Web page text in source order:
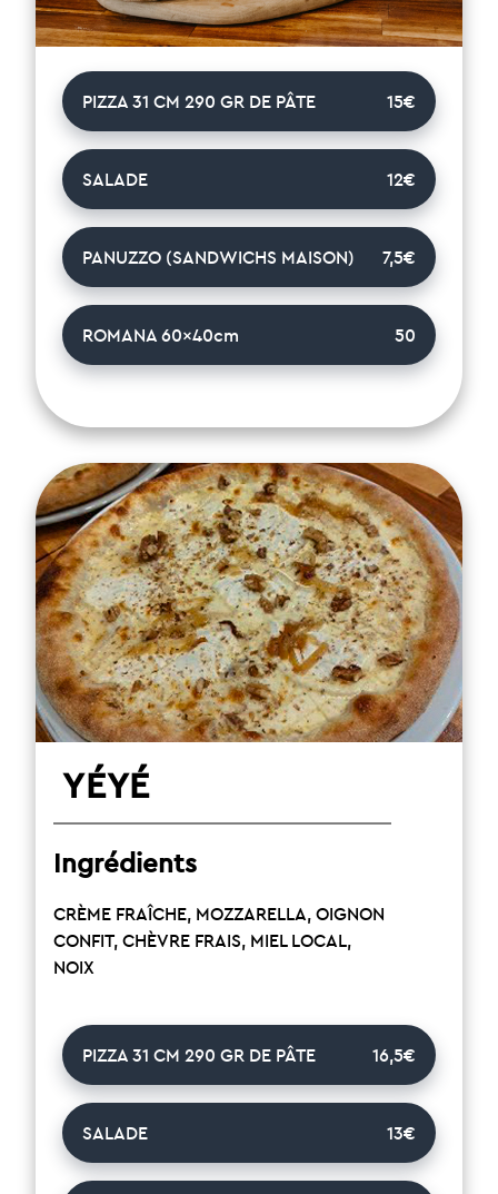
OEUF BIO
PIZZA 31 CM 290 GR DE PÂTE 15€
SALADE 12€
PANUZZO (SANDWICHS MAISON) 7,5€
ROMANA 60x40cm 50
YÉYÉ
Ingrédients
CRÈME FRAÎCHE, MOZZARELLA, OIGNON
CONFIT, CHÈVRE FRAIS, MIEL LOCAL,
NOIX
PIZZA 31 CM 290 GR DE PÂTE 16,5€
SALADE 13€